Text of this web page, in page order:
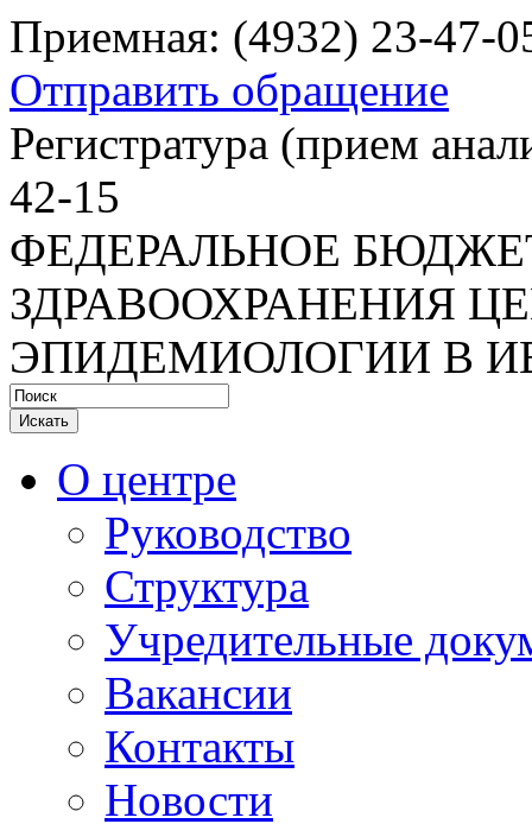
Приемная: (4932) 23-47-
Отправить обращение
Регистратура (прием
42-15
ФЕДЕРАЛЬНОЕ
ЗДРАВООХРАНЕНИЯ
ЭПИДЕМИОЛОГИИ В
Искать
О центре
Руководство
Структура
Учредительные
Вакансии
Контакты
Новости